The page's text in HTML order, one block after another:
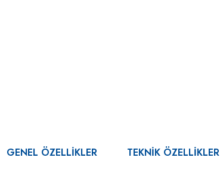
GENEL ÖZELLIKLER TEKNIK ÖZELLIKLER